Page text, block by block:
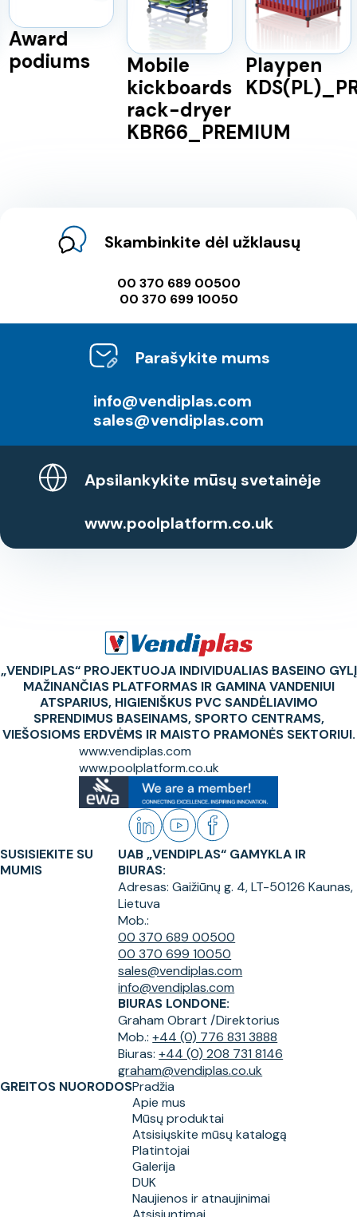
Award
podiums
Mobile
kickboards
rack-dryer
KBR66_PREMIUM
Playpen
Skambinkite dėl užklausų
00 370 689 00500
00 370 699 10050
Parašykite mums
info@vendiplas.com
sales@vendiplas.com
Apsilankykite mūsų svetainėje
www.poolplatform.co.uk
„VENDIPLAS“ PROJEKTUOJA INDIVIDUALIAS BASEINO GYLĮ
MAŽINANČIAS PLATFORMAS IR GAMINA VANDENIUI
ATSPARIUS, HIGIENIŠKUS PVC SANDĖLIAVIMO
SPRENDIMUS BASEINAMS, SPORTO CENTRAMS,
VIEŠOSIOMS ERDVĖMS IR MAISTO PRAMONĖS SEKTORIUI.
www.vendiplas.com
www.poolplatform.co.uk
SUSISIEKITE SU
MUMIS
UAB „VENDIPLAS“ GAMYKLA IR
BIURAS:
Adresas: Gaižiūnų g. 4, LT-50126 Kaunas,
Lietuva
Mob.:
00 370 689 00500
00 370 699 10050
sales@vendiplas.com
info@vendiplas.com
BIURAS LONDONE:
Graham Obrart /Direktorius
Mob.: +44 (0) 776 831 3888
Biuras: +44 (0) 208 731 8146
graham@vendiplas.co.uk
GREITOS NUORODOSPradžia
Apie mus
Mūsų produktai
Atsisiųskite mūsų katalogą
Platintojai
Galerija
DUK
Naujienos ir atnaujinimai